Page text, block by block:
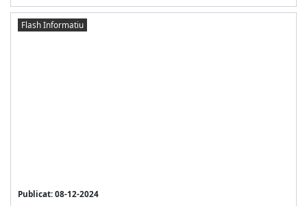
Flash Informatiu
Publicat: 08-12-2024